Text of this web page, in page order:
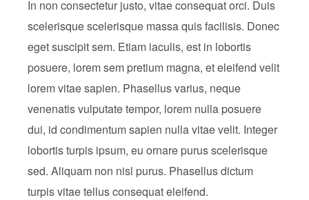
In non consectetur justo, vitae consequat orci. Duis
scelerisque scelerisque massa quis facilisis. Donec
eget suscipit sem. Etiam iaculis, est in lobortis
posuere, lorem sem pretium magna, et eleifend velit
lorem vitae sapien. Phasellus varius, neque
venenatis vulputate tempor, lorem nulla posuere
dui, id condimentum sapien nulla vitae velit. Integer
lobortis turpis ipsum, eu ornare purus scelerisque
sed. Aliquam non nisl purus. Phasellus dictum
turpis vitae tellus consequat eleifend.